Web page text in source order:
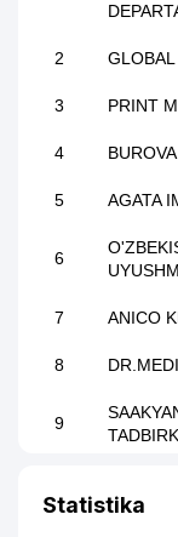
2
3 PRINT
4
5 AGATA
6
7 ANICO
8
9
Statistika